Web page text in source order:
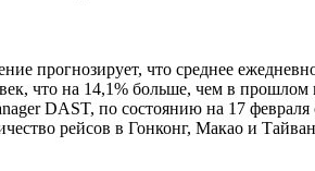
прогнозирует, что среднее
что на 14,1% больше, чем в прошлом
DAST, по состоянию на 17
рейсов в Гонконг, Макао и